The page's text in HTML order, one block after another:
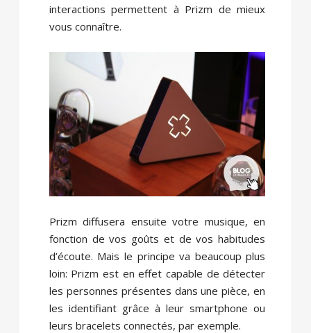
interactions permettent à Prizm de mieux
vous connaître.
Prizm diffusera ensuite votre musique, en
fonction de vos goûts et de vos habitudes
d’écoute. Mais le principe va beaucoup plus
loin: Prizm est en effet capable de détecter
les personnes présentes dans une pièce, en
les identifiant grâce à leur smartphone ou
leurs bracelets connectés, par exemple.